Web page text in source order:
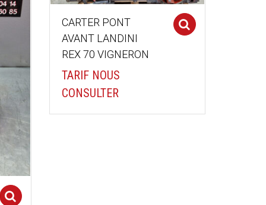
CARTER PONT
AVANT LANDINI
REX 70 VIGNERON
TARIF NOUS
CONSULTER